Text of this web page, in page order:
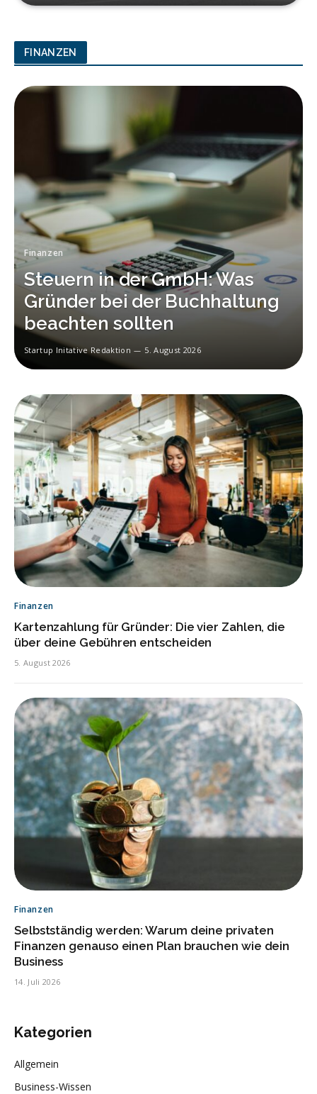
FINANZEN
Finanzen
Steuern in der GmbH: Was
Gründer bei der Buchhaltung
beachten sollten
Startup Initative Redaktion 5. August 2026
Finanzen
Kartenzahlung für Gründer: Die vier Zahlen, die
über deine Gebühren entscheiden
5. August 2026
Finanzen
Selbstständig werden: Warum deine privaten
Finanzen genauso einen Plan brauchen wie dein
Business
14. Juli 2026
Kategorien
Allgemein
Business-Wissen